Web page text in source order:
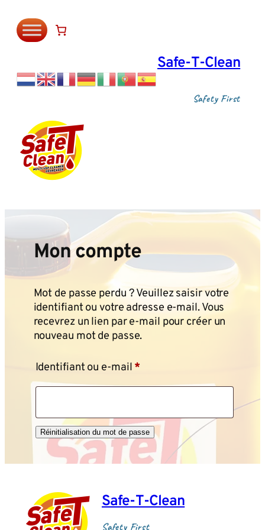
contenu
Safe‑T‑Clean
Safety First
Mon compte
Mot de passe perdu ? Veuillez saisir votre
identifiant ou votre adresse e-mail. Vous
recevrez un lien par e-mail pour créer un
nouveau mot de passe.
Identifiant ou e-mail *Obligatoire
Réinitialisation du mot de passe
Alternative:
Safe‑T‑Clean
Safety First